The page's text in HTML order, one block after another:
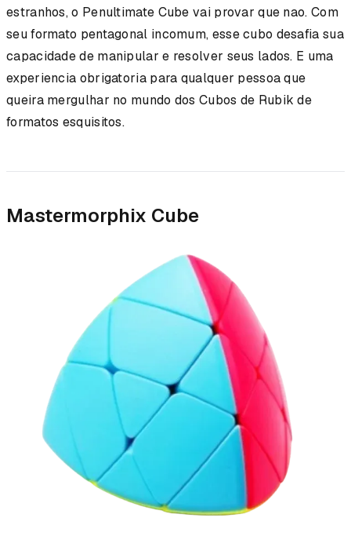
estranhos, o Penultimate Cube vai provar que nao. Com
seu formato pentagonal incomum, esse cubo desafia sua
capacidade de manipular e resolver seus lados. E uma
experiencia obrigatoria para qualquer pessoa que
queira mergulhar no mundo dos Cubos de Rubik de
formatos esquisitos.
Mastermorphix Cube